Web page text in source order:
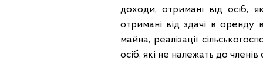
доходи, отримані від осіб,
отримані від здачі в
майна, реалізації
осіб, які не належать до